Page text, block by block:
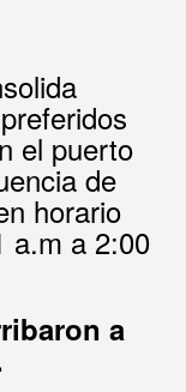
el puerto
de
horario
a.m a 2:00
a